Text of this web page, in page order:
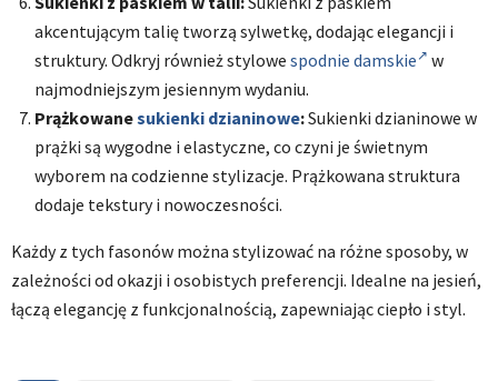
akcentującym talię tworzą sylwetkę, dodając elegancji i
struktury. Odkryj również stylowe spodnie damskie
w
najmodniejszym jesiennym wydaniu.
Prążkowanesukienki dzianinowe:Sukienki dzianinowe w
prążki są wygodne i elastyczne, co czyni je świetnym
wyborem na codzienne stylizacje. Prążkowana struktura
dodaje tekstury i nowoczesności.
Każdy z tych fasonów można stylizować na różne sposoby, w
zależności od okazji i osobistych preferencji. Idealne na jesień,
łączą elegancję z funkcjonalnością, zapewniając ciepło i styl.